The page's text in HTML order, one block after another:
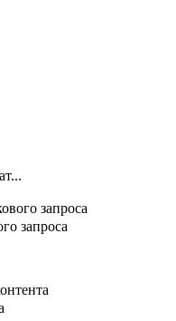
запроса
запроса